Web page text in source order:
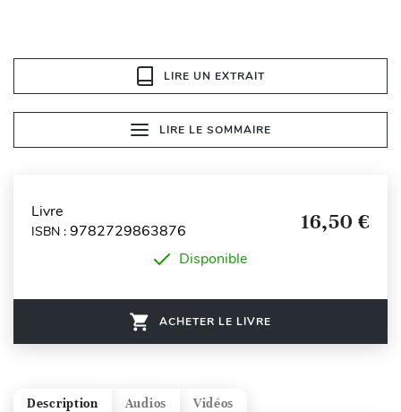
LIRE UN EXTRAIT
LIRE LE SOMMAIRE
Livre
ISBN : 9782729863876 16,50 €
Disponible
ACHETER LE LIVRE
Vidéos
Audios
Description